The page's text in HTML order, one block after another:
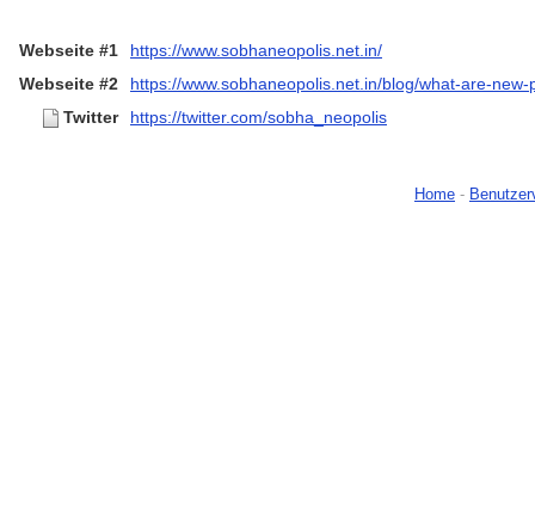
Webseite #1
https://www.sobhaneopolis.net.in/
Webseite #2
https://www.sobhaneopolis.net.in/blog/what-are-
Twitter
https://twitter.com/sobha_neopolis
Home -